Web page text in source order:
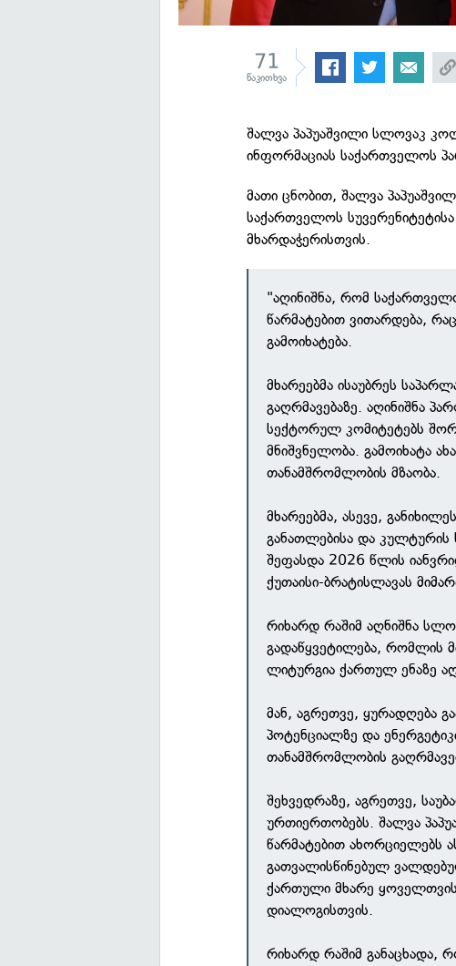
71
წაკითხვა
შალვა პაპუაშვილი სლოვაკ
ინფორმაციას საქართველოს
მათი ცნობით, შალვა
საქართველოს
მხარდაჭერისთვის.
"აღინიშნა, რომ
წარმატებით ვითარდება,
გამოიხატება.
მხარეებმა ისაუბრეს
გაღრმავებაზე. აღინიშნა
სექტორულ კომიტეტებს
მნიშვნელობა. გამოიხატა
თანამშრომლობის მზაობა.
მხარეებმა, ასევე,
განათლებისა და
შეფასდა 2026 წლის
ქუთაისი-ბრატისლავას
რიხარდ რაშიმ აღნიშნა
გადაწყვეტილება, რომლის
ლიტურგია ქართულ ენაზე
მან, აგრეთვე, ყურადღება
პოტენციალზე და
თანამშრომლობის
შეხვედრაზე, აგრეთვე,
ურთიერთობებს. შალვა
წარმატებით ახორციელებს
გათვალისწინებულ
ქართული მხარე
დიალოგისთვის.
რიხარდ რაშიმ განაცხადა,